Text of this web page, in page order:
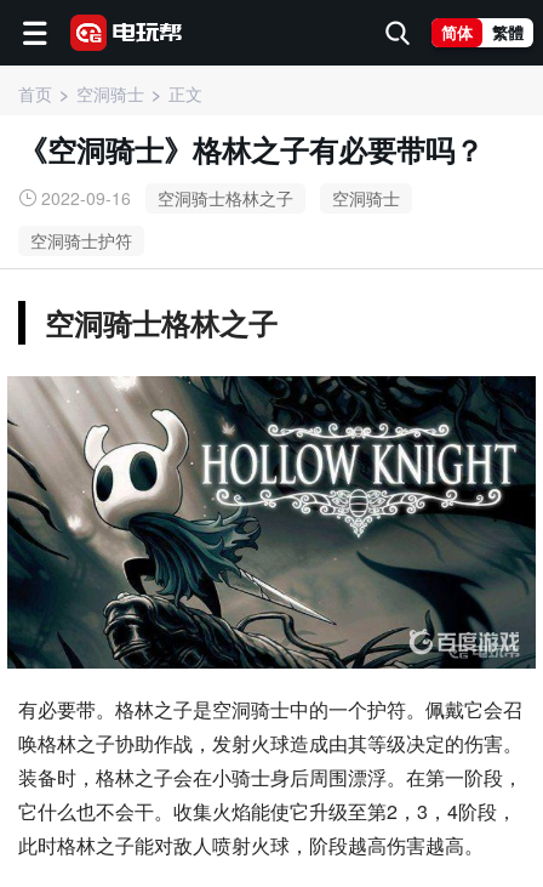
简体 繁體
首页 空洞骑士 正文
《空洞骑士》格林之子有必要带吗？
2022-09-16 空洞骑士格林之子
空洞骑士
空洞骑士护符
空洞骑士格林之子
有必要带。格林之子是空洞骑士中的一个护符。佩戴它会召
唤格林之子协助作战，发射火球造成由其等级决定的伤害。
装备时，格林之子会在小骑士身后周围漂浮。在第一阶段，
它什么也不会干。收集火焰能使它升级至第2，3，4阶段，
此时格林之子能对敌人喷射火球，阶段越高伤害越高。